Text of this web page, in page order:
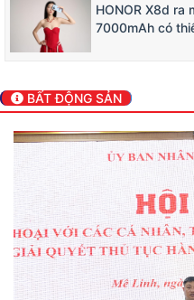
HONOR X8d ra
7000mAh có
BẤT ĐỘNG SẢN